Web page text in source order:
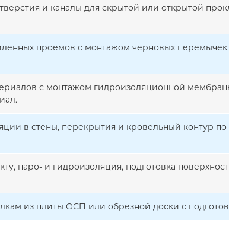
и каналы для скрытой или открытой
проемов с монтажом черновых
с монтажом гидроизоляционной
в стены, перекрытия и кровельный контур
паро- и гидроизоляция, подготовка
из плиты ОСП или обрезной доски с